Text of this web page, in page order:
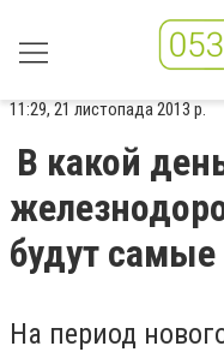
11:29, 21 листопада 2013 р.
В какой
будут
На период